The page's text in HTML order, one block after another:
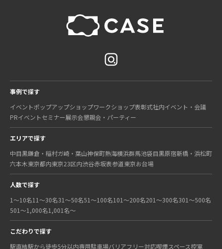
事例で探す
イベントポップアップショップワークショップ表彰式社内イベント・会議
PRイベントセミナー展示会懇親会・パーティー
エリアで探す
中目黒鎌倉・稲村ガ崎・葉山神保町熱海横浜群馬池袋目黒原宿新橋・浜松町
六本木東京都内東京23区内渋谷赤坂表参道東京お台場
人数で探す
1〜10名11〜30名31〜50名51〜100名101〜200名201〜300名301〜500名
501〜1,000名1,001名〜
こだわりで探す
駅直結駅から徒歩5分以内専用駐車場バリアフリー対応喫煙スペース控室